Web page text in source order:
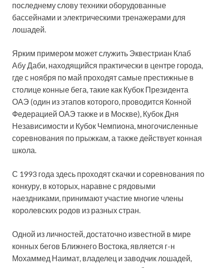
последнему слову техники оборудованные
бассейнами и электрическими тренажерами для
лошадей.
Ярким примером может служить Эквестриан Клаб
Абу Даби, находящийся практически в центре города,
где с ноября по май проходят самые престижные в
столице конные бега, такие как Кубок Президента
ОАЭ (один из этапов которого, проводится Конной
Федерацией ОАЭ также и в Москве), Кубок Дня
Независимости и Кубок Чемпиона, многочисленные
соревнования по прыжкам, а также действует конная
школа.
С 1993 года здесь проходят скачки и соревнования по
конкуру, в которых, наравне с рядовыми
наездниками, принимают участие многие члены
королевских родов из разных стран.
Одной из личностей, достаточно известной в мире
конных бегов Ближнего Востока, является г-н
Мохаммед Наимат, владелец и заводчик лошадей,